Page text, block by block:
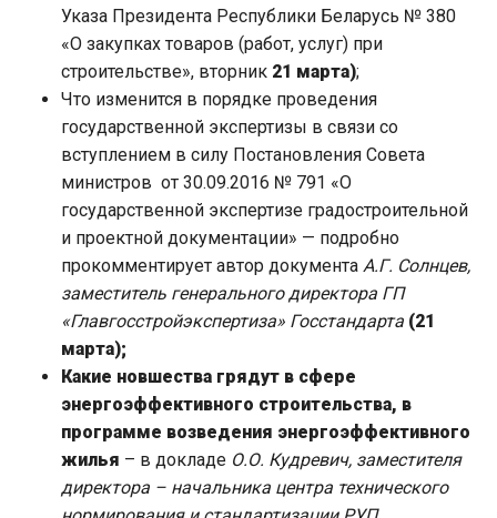
Указа Президента Республики Беларусь № 380
«О закупках товаров (работ, услуг) при
строительстве», вторник 21 марта);
Что изменится в порядке проведения
государственной экспертизы в связи со
вступлением в силу Постановления Совета
министров от 30.09.2016 № 791 «О
государственной экспертизе градостроительной
и проектной документации» — подробно
прокомментирует автор документа А.Г. Солнцев,
заместитель генерального директора ГП
«Главгосстройэкспертиза» Госстандарта (21
марта);
Какие новшества грядут в сфере
энергоэффективного строительства, в
программе возведения энергоэффективного
жилья – в докладе О.О. Кудревич, заместителя
директора – начальника центра технического